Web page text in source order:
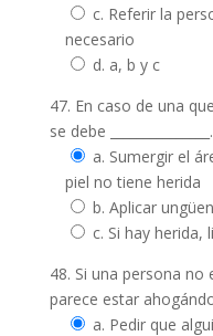
c. Referir la
necesario
d. a, b y c
47. En caso de una
se debe _______________.
a. Sumergir el
piel no tiene herida
b. Aplicar
c. Si hay herida,
48. Si una persona
parece estar
a. Pedir que